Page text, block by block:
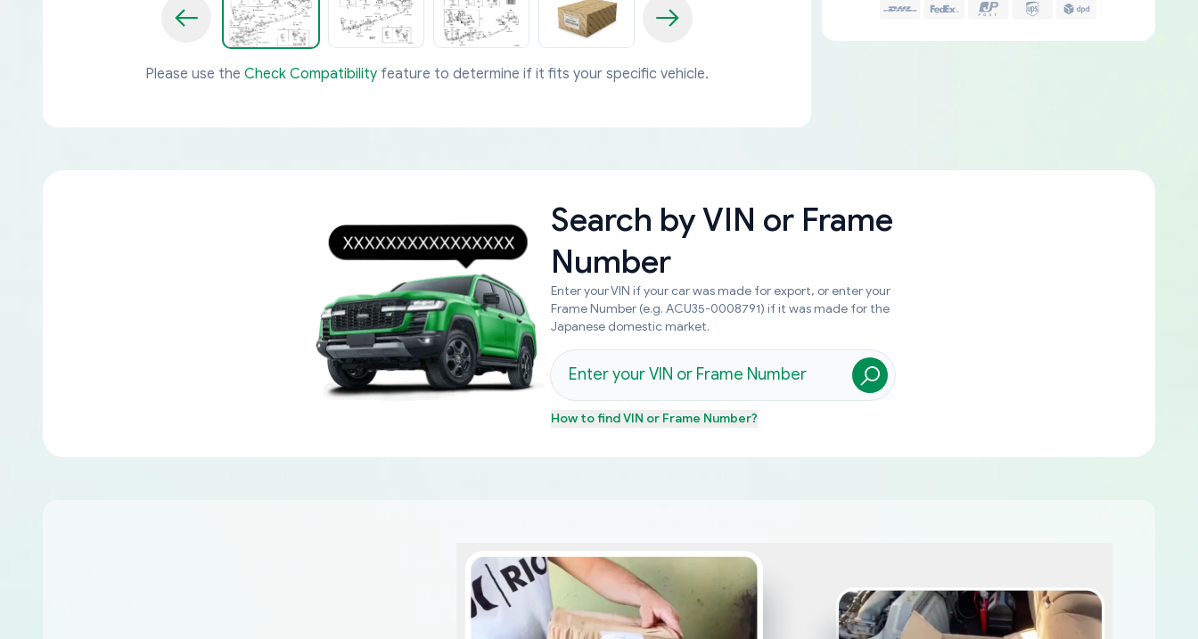
Please use the Check Compatibility feature to determine if it fits your specific vehicle.
Search byVIN or Frame
Number
Enter your VIN if your car was made for export, or enter your
Frame Number (e.g. ACU35-0008791) if it was made for the
Japanese domestic market.
How to findVIN or Frame Number?